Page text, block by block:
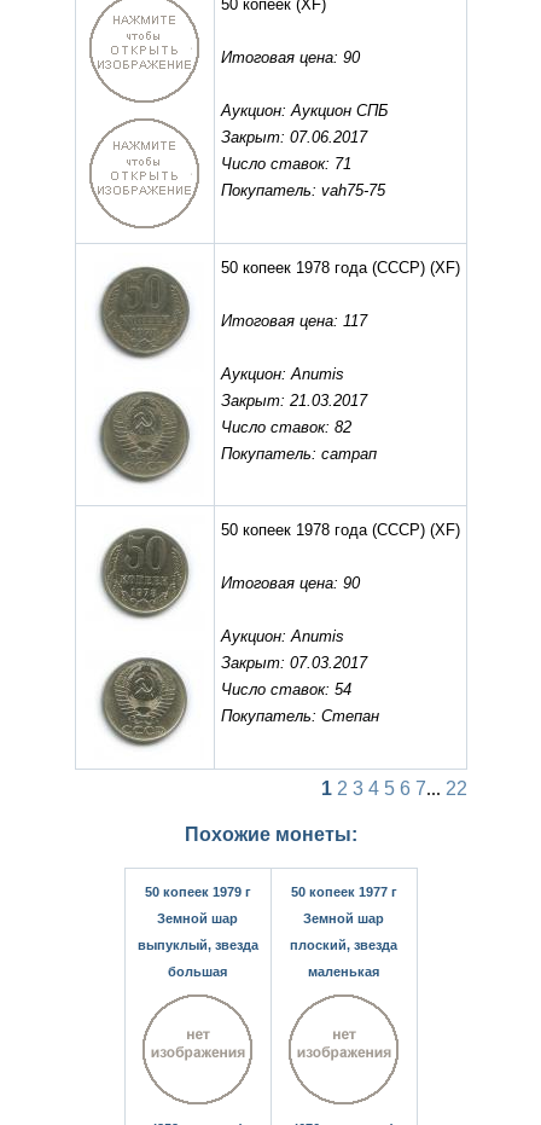
50 копеек (XF)
Итоговая цена: 90
Аукцион: Аукцион СПБ
Закрыт: 07.06.2017
Число ставок: 71
Покупатель: vah75-75
50 копеек 1978 года (СССР)(XF)
Итоговая цена: 117
Аукцион: Anumis
Закрыт: 21.03.2017
Число ставок: 82
Покупатель: сатрап
50 копеек 1978 года (СССР)(XF)
Итоговая цена: 90
Аукцион: Anumis
Закрыт: 07.03.2017
Число ставок: 54
Покупатель: Степан
1 2 3 4 5 6 7... 22
Похожие монеты:
50 копеек 1979 г
Земной шар
выпуклый, звезда
большая
50 копеек 1977 г
Земной шар
плоский, звезда
маленькая